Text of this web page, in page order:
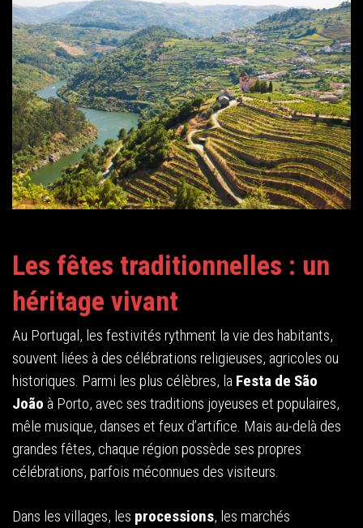
Les fêtes traditionnelles : un
héritage vivant
Au Portugal, les festivités rythment la vie des habitants,
souvent liées à des célébrations religieuses, agricoles ou
historiques. Parmi les plus célèbres, la Festa de São
João à Porto, avec ses traditions joyeuses et populaires,
mêle musique, danses et feux d’artifice. Mais au-delà des
grandes fêtes, chaque région possède ses propres
célébrations, parfois méconnues des visiteurs.
Dans les villages, les processions, les marchés